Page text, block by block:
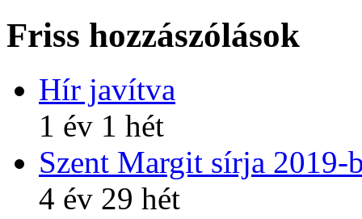
Friss hozzászólások
Hír javítva
1 év 1 hét
Szent Margit sírja 2019-
4 év 29 hét